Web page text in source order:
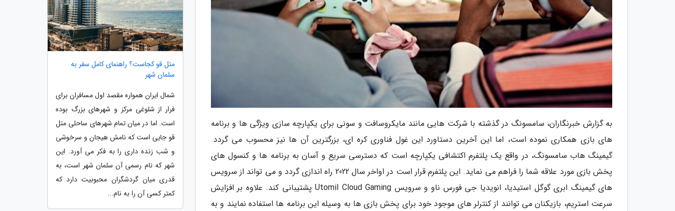
به گزارش خبرنگاران، سامسونگ در گذشته با شرکت هایی مانند مایکروسافت و سونی برای یکپارچه سازی ویژگی ها و برنامه
های بازی همکاری نموده است، اما این آخرین دستاورد این غول فناوری کره ای، بزرگترین آن ها نیز محسوب می گردد.
گیمینگ هاب سامسونگ، در واقع یک پلتفرم اکتشافی یکپارچه است که دسترسی سریع و آسان به برنامه ها و کنسول های
پخش بازی مورد علاقه شما را فراهم می نماید. این پلتفرم قرار است در اواخر سال 2022 راه اندازی گردد و می تواند از سرویس
های گیمینگ ابری گوگل استیدیا، انویدیا جی فورس ناو و سرویس Utomil Cloud Gaming پشتیبانی کند. علاوه بر افزایش
سرعت استریم، بازیکنان می توانند از کنترلر های موجود خود برای پخش بازی ها به وسیله این برنامه ها استفاده نمایند و به
متل قو کجاست؟ راهنمای کامل سفر به
سلمان شهر
شمال ایران همواره مقصد اول مسافران برای
فرار از شلوغی مرکز و شهرهای بزرگ بوده
است. اما در میان تمام شهرهای ساحلی متل
قو جایی است که نامش هیجان و سرخوشی
و شب زنده داری را به فکر می آورد. این
شهر که نام رسمی آن سلمان شهر است، به
قدری میان گردشگران محبوبیت دارد که
کمتر کسی آن را به نام...